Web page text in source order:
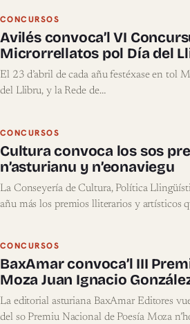
CONCURSOS
Avilés convoca’l VI
Microrrellatos pol Día del
El 23 d’abril de cada añu festéxase en tol
del Llibru, y la Rede de…
CONCURSOS
Cultura convoca los sos
n’asturianu y n’eonaviegu
La Conseyería de Cultura, Política
añu más los premios lliterarios y artísticos
CONCURSOS
BaxAmar convoca’l III
Moza Juan Ignacio
La editorial asturiana BaxAmar Editores
del so Premiu Nacional de Poesía Moza